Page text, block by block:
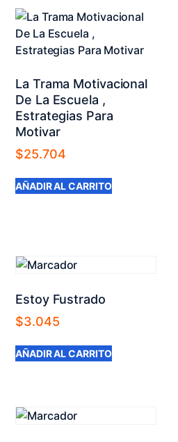
La Trama Motivacional
De La Escuela ,
Estrategias Para
Motivar
$25.704
AÑADIR AL CARRITO
Estoy Fustrado
$3.045
AÑADIR AL CARRITO